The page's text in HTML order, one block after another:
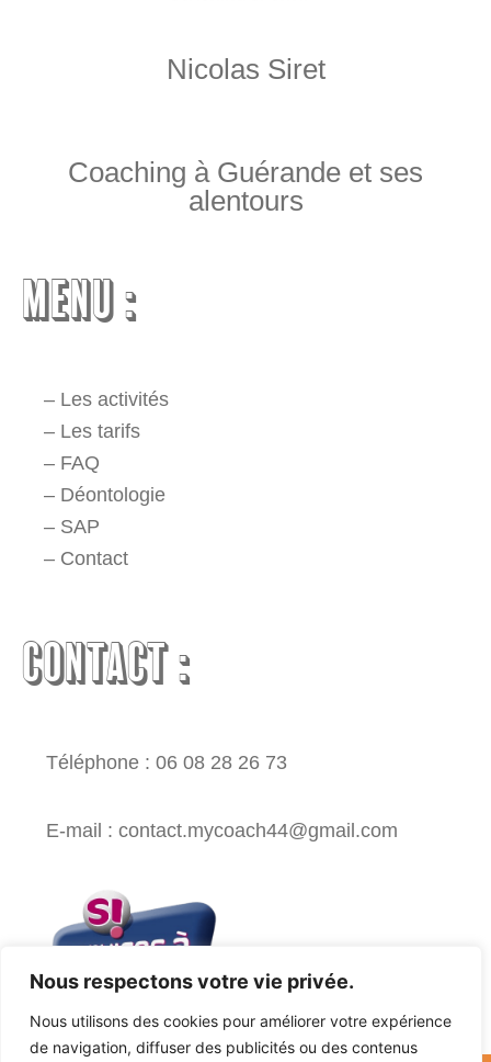
Nous respectons votre vie privée.
Nous utilisons des cookies pour améliorer votre expérience
de navigation, diffuser des publicités ou des contenus
Nicolas Siret
Coaching à Guérande et ses
alentours
MENU :
– Les activités
– Les tarifs
– FAQ
– Déontologie
– SAP
– Contact
CONTACT :
Téléphone : 06 08 28 26 73
E-mail : contact.mycoach44@gmail.com